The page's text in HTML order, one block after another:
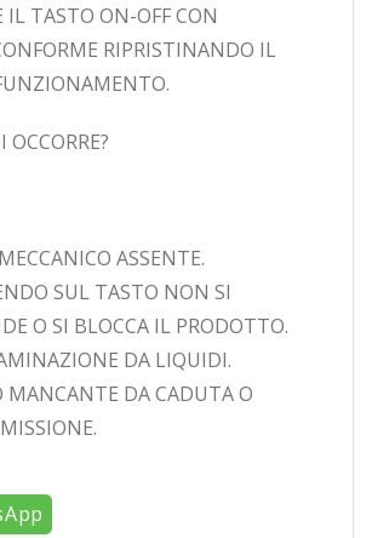
IL TASTO ON-OFF CON
RIPRISTINANDO IL
OCCORRE?
ASSENTE.
SUL TASTO NON SI
O SI BLOCCA IL PRODOTTO.
DA LIQUIDI.
MANCANTE DA CADUTA O